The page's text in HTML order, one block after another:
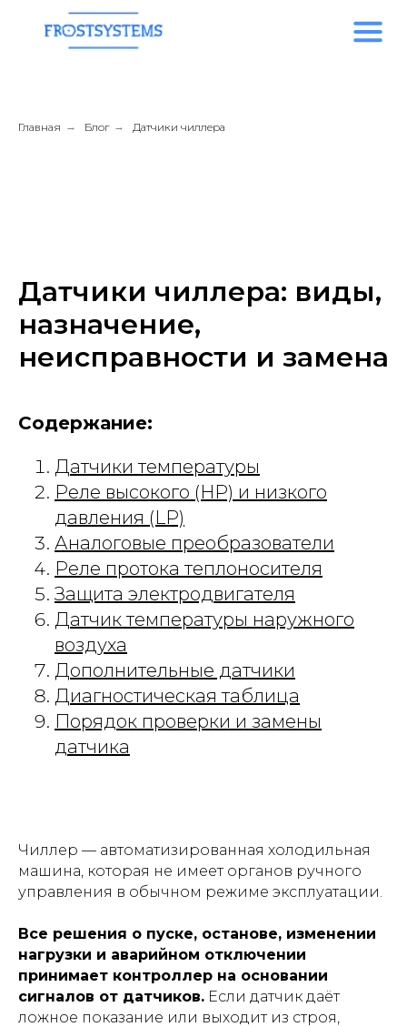
Главная → Блог → Датчики чиллера
Датчики чиллера: виды,
назначение,
неисправности и замена
Содержание:
Датчики температуры
Реле высокого (HP) и низкого
давления (LP)
Аналоговые преобразователи
Реле протока теплоносителя
Защита электродвигателя
Датчик температуры наружного
воздуха
Дополнительные датчики
Диагностическая таблица
Порядок проверки и замены
датчика
Чиллер — автоматизированная холодильная
машина, которая не имеет органов ручного
управления в обычном режиме эксплуатации.
Все решения о пуске, останове, изменении
нагрузки и аварийном отключении
принимает контроллер на основании
сигналов от датчиков. Если датчик даёт
ложное показание или выходит из строя,